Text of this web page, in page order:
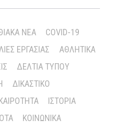
ΝΈΑ
COVID-19
ΕΡΓΑΣΊΑΣ
ΑΘΛΗΤΙΚΆ
ΔΕΛΤΊΑ ΤΎΠΟΥ
ΔΙΚΑΣΤΙΚΌ
ΙΣΤΟΡΊΑ
ΚΟΙΝΩΝΙΚΆ